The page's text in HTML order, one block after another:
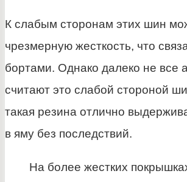
К слабым сторонам этих шин
чрезмерную жесткость, что
бортами. Однако далеко не все
считают это слабой стороной
такая резина отлично
в яму без последствий.
На более жестких